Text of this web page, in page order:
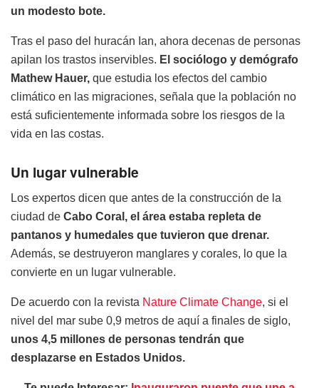
un modesto bote.
Tras el paso del huracán Ian, ahora decenas de personas
apilan los trastos inservibles. El sociólogo y demógrafo
Mathew Hauer, que estudia los efectos del cambio
climático en las migraciones, señala que la población no
está suficientemente informada sobre los riesgos de la
vida en las costas.
Un lugar vulnerable
Los expertos dicen que antes de la construcción de la
ciudad de Cabo Coral, el área estaba repleta de
pantanos y humedales que tuvieron que drenar.
Además, se destruyeron manglares y corales, lo que la
convierte en un lugar vulnerable.
De acuerdo con la revista Nature Climate Change, si el
nivel del mar sube 0,9 metros de aquí a finales de siglo,
unos 4,5 millones de personas tendrán que
desplazarse en Estados Unidos.